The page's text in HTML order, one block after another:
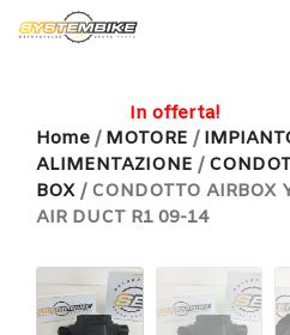
Home
Shop Moto
Shop Ricambi
Home / MOTORE /
ALIMENTAZIONE /
BOX / CONDOTTO AIRBOX
AIR DUCT R1 09-14
In offerta!